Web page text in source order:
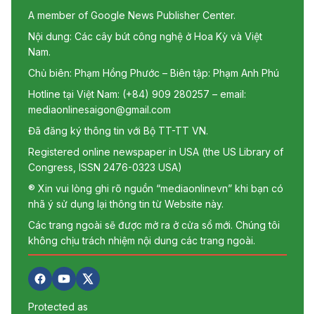
A member of Google News Publisher Center.
Nội dung: Các cây bút công nghệ ở Hoa Kỳ và Việt
Nam.
Chủ biên: Phạm Hồng Phước – Biên tập: Phạm Anh Phú
Hotline tại Việt Nam: (+84) 909 280257 – email:
mediaonlinesaigon@gmail.com
Đã đăng ký thông tin với Bộ TT-TT VN.
Registered online newspaper in USA (the US Library of
Congress, ISSN 2476-0323 USA)
® Xin vui lòng ghi rõ nguồn “mediaonlinevn” khi bạn có
nhã ý sử dụng lại thông tin từ Website này.
Các trang ngoài sẽ được mở ra ở cửa sổ mới. Chúng tôi
không chịu trách nhiệm nội dung các trang ngoài.
Protected as